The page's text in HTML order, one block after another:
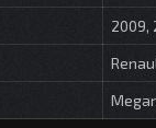
2009,